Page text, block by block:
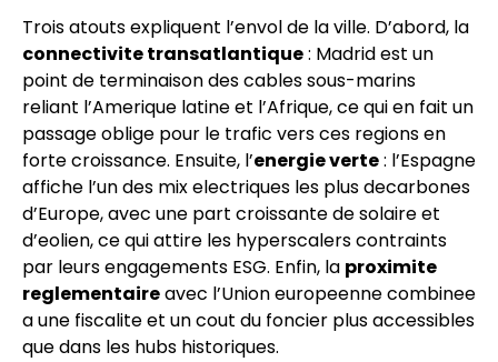
Trois atouts expliquent l’envol de la ville. D’abord, la
connectivite transatlantique: Madrid est un
point de terminaison des cables sous-marins
reliant l’Amerique latine et l’Afrique, ce qui en fait un
passage oblige pour le trafic vers ces regions en
forte croissance. Ensuite, l’energie verte: l’Espagne
affiche l’un des mix electriques les plus decarbones
d’Europe, avec une part croissante de solaire et
d’eolien, ce qui attire les hyperscalers contraints
par leurs engagements ESG. Enfin, la proximite
reglementaireavec l’Union europeenne combinee
a une fiscalite et un cout du foncier plus accessibles
que dans les hubs historiques.